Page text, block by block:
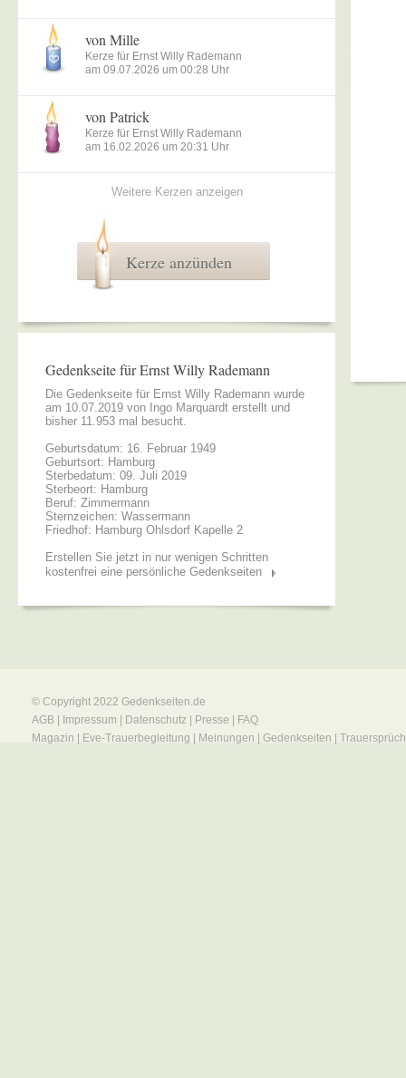
von Mille
Kerze für Ernst Willy Rademann
am 09.07.2026 um 00:28 Uhr
von Patrick
Kerze für Ernst Willy Rademann
am 16.02.2026 um 20:31 Uhr
Weitere Kerzen anzeigen
Kerze anzünden
Gedenkseite für Ernst Willy Rademann
Die Gedenkseite für Ernst Willy Rademann wurde
am 10.07.2019 von Ingo Marquardt erstellt und
bisher 11.953 mal besucht.
Geburtsdatum: 16. Februar 1949
Geburtsort: Hamburg
Sterbedatum: 09. Juli 2019
Sterbeort: Hamburg
Beruf: Zimmermann
Sternzeichen: Wassermann
Friedhof: Hamburg Ohlsdorf Kapelle 2
Erstellen Sie jetzt in nur wenigen Schritten
kostenfrei eine persönliche Gedenkseiten
© Copyright 2022 Gedenkseiten.de
AGB
Impressum Datenschutz Presse
FAQ
Magazin
Eve-Trauerbegleitung Meinungen Gedenkseiten